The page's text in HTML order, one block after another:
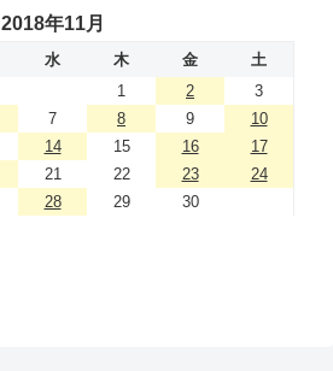
2018年11月
水 木 金
土
1
2
3
7 8 9
10
14 15 16
17
21 22 23
24
28 29 30